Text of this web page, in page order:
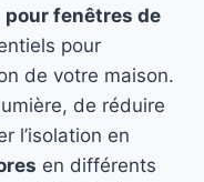
pour fenêtres de
pour
de votre maison.
de réduire
l’isolation en
en différents